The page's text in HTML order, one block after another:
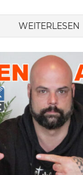
WEITERLESEN